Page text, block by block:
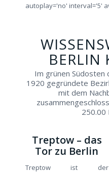
autoplay='no' interval='5'
BERLIN
Im grünen
1920 gegründete
mit dem
250.00
Treptow – das
Tor zu Berlin
Treptow ist der